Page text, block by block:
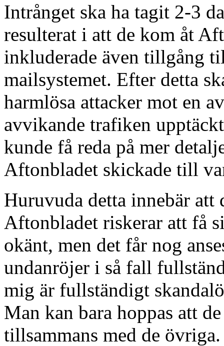
Intrånget ska ha tagit 2-3
resulterat i att de kom åt
inkluderade även tillgång
mailsystemet. Efter detta
harmlösa attacker mot en
avvikande trafiken
kunde få reda på mer
Aftonbladet skickade till
Huruvuda detta innebär
Aftonbladet riskerar att få
okänt, men det får nog
undanröjer i så fall
mig är fullständigt
Man kan bara hoppas att
tillsammans med de övriga.